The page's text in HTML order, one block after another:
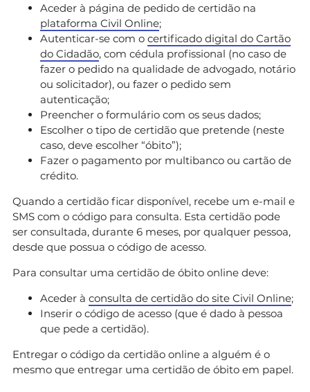
Aceder à página de pedido de certidão na
plataforma Civil Online;
Autenticar-se com o certificado digital do Cartão
do Cidadão, com cédula profissional (no caso de
fazer o pedido na qualidade de advogado, notário
ou solicitador), ou fazer o pedido sem
autenticação;
Preencher o formulário com os seus dados;
Escolher o tipo de certidão que pretende (neste
caso, deve escolher “óbito”);
Fazer o pagamento por multibanco ou cartão de
crédito.
Quando a certidão ficar disponível, recebe um e-mail e
SMS com o código para consulta. Esta certidão pode
ser consultada, durante 6 meses, por qualquer pessoa,
desde que possua o código de acesso.
Para consultar uma certidão de óbito online deve:
Aceder à consulta de certidão do site Civil Online;
Inserir o código de acesso (que é dado à pessoa
que pede a certidão).
Entregar o código da certidão online a alguém é o
mesmo que entregar uma certidão de óbito em papel.